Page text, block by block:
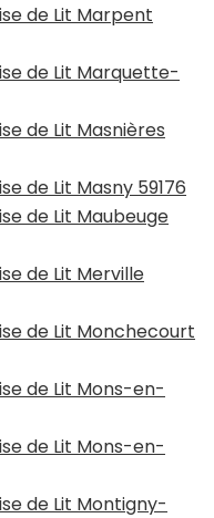
de Lit Marpent
de Lit Marquette-
de Lit Masnières
de Lit Masny 59176
de Lit Maubeuge
de Lit Merville
de Lit Monchecourt
de Lit Mons-en-
de Lit Mons-en-
de Lit Montigny-